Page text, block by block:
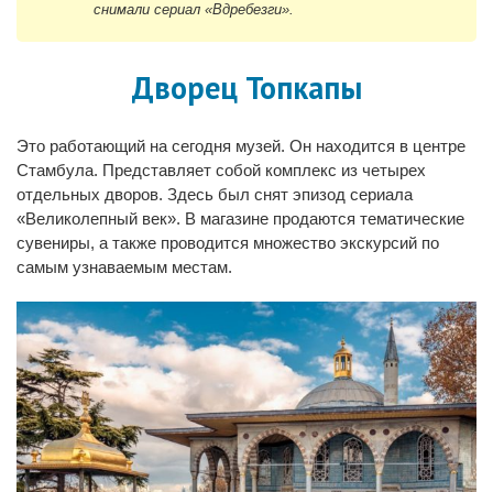
снимали сериал «Вдребезги».
Дворец Топкапы
Это работающий на сегодня музей. Он находится в центре
Стамбула. Представляет собой комплекс из четырех
отдельных дворов. Здесь был снят эпизод сериала
«Великолепный век». В магазине продаются тематические
сувениры, а также проводится множество экскурсий по
самым узнаваемым местам.